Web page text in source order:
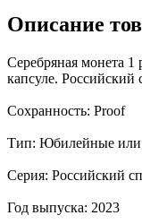
Описание
Серебряная монета
капсуле. Российский
Сохранность: Proof
Тип: Юбилейные или
Серия: Российский
Год выпуска: 2023